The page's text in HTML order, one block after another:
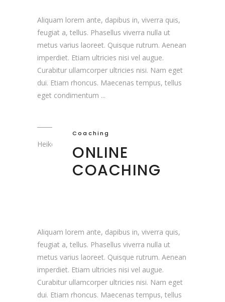
Aliquam lorem ante, dapibus in, viverra quis,
feugiat a, tellus. Phasellus viverra nulla ut
metus varius laoreet. Quisque rutrum. Aenean
imperdiet. Etiam ultricies nisi vel augue.
Curabitur ullamcorper ultricies nisi. Nam eget
dui. Etiam rhoncus. Maecenas tempus, tellus
eget condimentum
Heike Voss
Coaching
ONLINE
COACHING
Aliquam lorem ante, dapibus in, viverra quis,
feugiat a, tellus. Phasellus viverra nulla ut
metus varius laoreet. Quisque rutrum. Aenean
imperdiet. Etiam ultricies nisi vel augue.
Curabitur ullamcorper ultricies nisi. Nam eget
dui. Etiam rhoncus. Maecenas tempus, tellus